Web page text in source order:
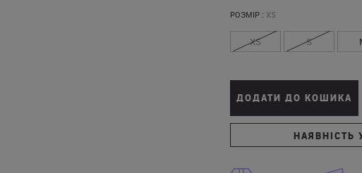
РОЗМІР : XS
XS S
ДОДАТИ ДО КОШИКА
НАЯВНІСТЬ